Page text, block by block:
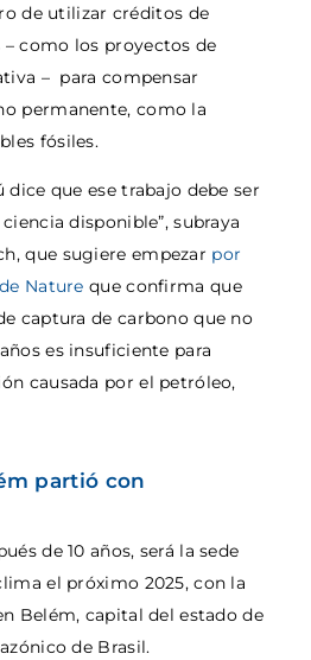
de utilizar créditos de
como los proyectos de
– para compensar
permanente, como la
fósiles.
dice que ese trabajo debe ser
disponible”, subraya
que sugiere empezar por
Natureque confirma que
captura de carbono que no
es insuficiente para
causada por el petróleo,
partió con
de 10 años, será la sede
el próximo 2025, con la
Belém, capital del estado de
de Brasil.